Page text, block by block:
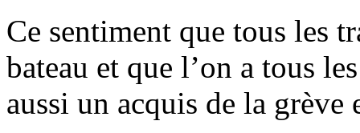
Ce sentiment que tous les
bateau et que l’on a tous
aussi un acquis de la